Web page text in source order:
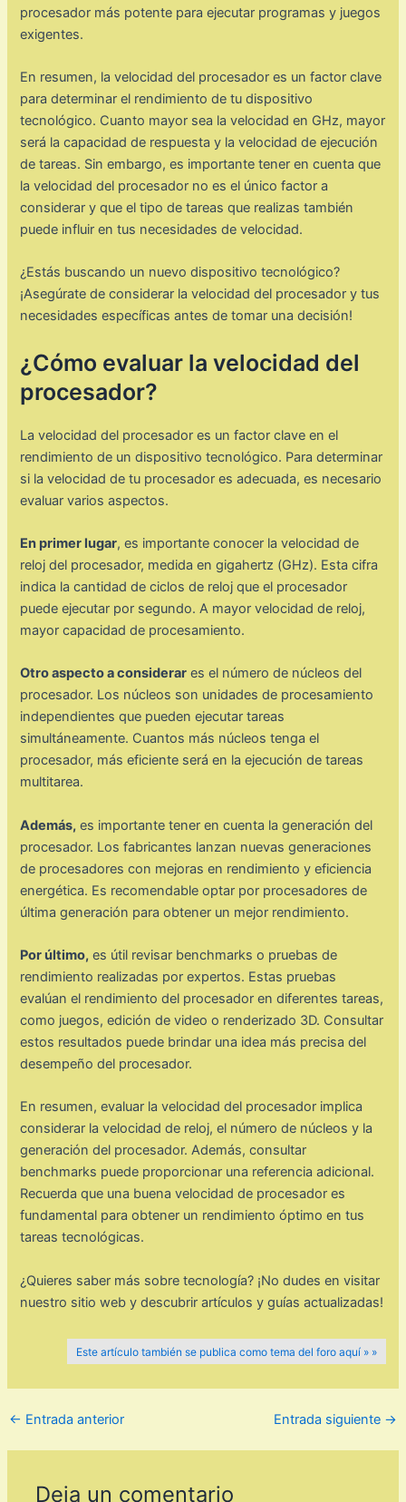
procesador más potente para ejecutar programas y juegos
exigentes.
En resumen, la velocidad del procesador es un factor clave
para determinar el rendimiento de tu dispositivo
tecnológico. Cuanto mayor sea la velocidad en GHz, mayor
será la capacidad de respuesta y la velocidad de ejecución
de tareas. Sin embargo, es importante tener en cuenta que
la velocidad del procesador no es el único factor a
considerar y que el tipo de tareas que realizas también
puede influir en tus necesidades de velocidad.
¿Estás buscando un nuevo dispositivo tecnológico?
¡Asegúrate de considerar la velocidad del procesador y tus
necesidades específicas antes de tomar una decisión!
¿Cómo evaluar la velocidad del
procesador?
La velocidad del procesador es un factor clave en el
rendimiento de un dispositivo tecnológico. Para determinar
si la velocidad de tu procesador es adecuada, es necesario
evaluar varios aspectos.
En primer lugar, es importante conocer la velocidad de
reloj del procesador, medida en gigahertz (GHz). Esta cifra
indica la cantidad de ciclos de reloj que el procesador
puede ejecutar por segundo. A mayor velocidad de reloj,
mayor capacidad de procesamiento.
Otro aspecto a considerar es el número de núcleos del
procesador. Los núcleos son unidades de procesamiento
independientes que pueden ejecutar tareas
simultáneamente. Cuantos más núcleos tenga el
procesador, más eficiente será en la ejecución de tareas
multitarea.
Además, es importante tener en cuenta la generación del
procesador. Los fabricantes lanzan nuevas generaciones
de procesadores con mejoras en rendimiento y eficiencia
energética. Es recomendable optar por procesadores de
última generación para obtener un mejor rendimiento.
Por último, es útil revisar benchmarks o pruebas de
rendimiento realizadas por expertos. Estas pruebas
evalúan el rendimiento del procesador en diferentes tareas,
como juegos, edición de video o renderizado 3D. Consultar
estos resultados puede brindar una idea más precisa del
desempeño del procesador.
En resumen, evaluar la velocidad del procesador implica
considerar la velocidad de reloj, el número de núcleos y la
generación del procesador. Además, consultar
benchmarks puede proporcionar una referencia adicional.
Recuerda que una buena velocidad de procesador es
fundamental para obtener un rendimiento óptimo en tus
tareas tecnológicas.
¿Quieres saber más sobre tecnología? ¡No dudes en visitar
nuestro sitio web y descubrir artículos y guías actualizadas!
Este artículo también se publica como tema del foro aquí » »
← Entrada anterior Entrada siguiente →
Deja un comentario